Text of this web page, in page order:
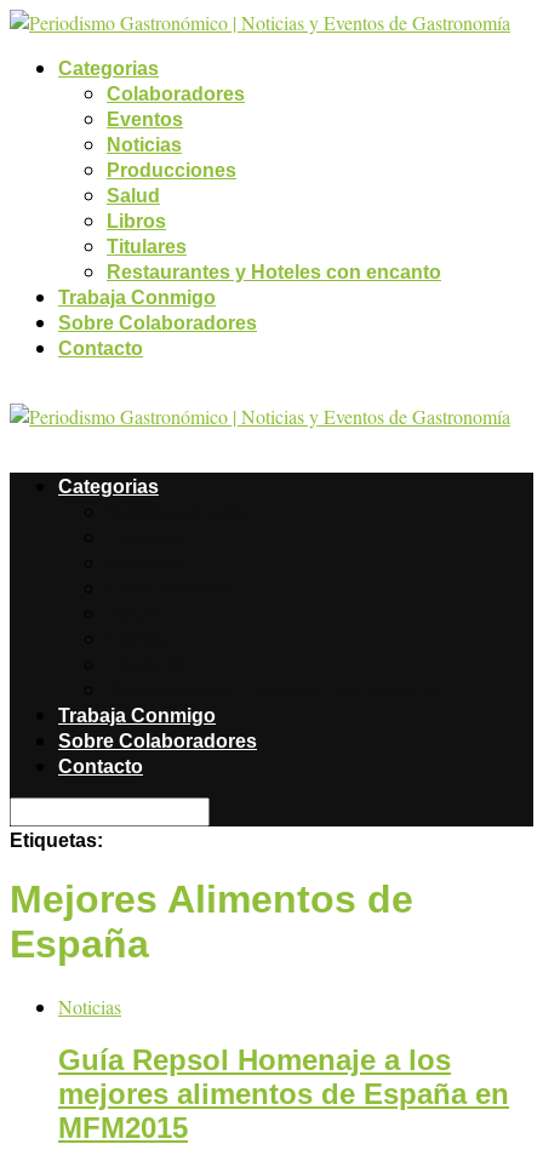
Categorias
Colaboradores
Eventos
Noticias
Producciones
Salud
Libros
Titulares
Restaurantes y Hoteles con encanto
Trabaja Conmigo
Sobre Colaboradores
Contacto
Categorias
Trabaja Conmigo
Sobre Colaboradores
Contacto
Etiquetas:
Mejores Alimentos de
España
Noticias
Guía Repsol Homenaje a los
mejores alimentos de España en
MFM2015